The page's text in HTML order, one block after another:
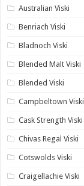
Australian Viski
Benriach Viski
Bladnoch Viski
Blended Malt Viski
Blended Viski
Campbeltown Viski
Cask Strength Viski
Chivas Regal Viski
Cotswolds Viski
Craigellachie Viski